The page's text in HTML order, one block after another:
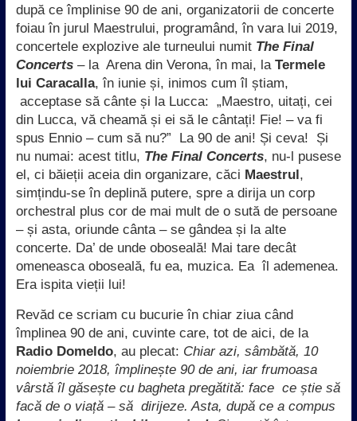
după ce împlinise 90 de ani, organizatorii de concerte
foiau în jurul Maestrului, programând, în vara lui 2019,
concertele explozive ale turneului numit The Final
Concerts– la Arena din Verona, în mai, laTermele
lui Caracalla, în iunie și, inimos cum îl știam,
acceptase să cânte și la Lucca: „Maestro, uitați, cei
din Lucca, vă cheamă și ei să le cântați! Fie! – va fi
spus Ennio – cum să nu?” La 90 de ani! Și ceva! Și
nu numai: acest titlu, The Final Concerts, nu-l pusese
el, ci băieții aceia din organizare, căci Maestrul,
simțindu-se în deplină putere, spre a dirija un corp
orchestral plus cor de mai mult de o sută de persoane
– și asta, oriunde cânta – se gândea și la alte
concerte. Da’ de unde oboseală! Mai tare decât
omeneasca oboseală, fu ea, muzica. Ea îl ademenea.
Era ispita vieții lui!
Revăd ce scriam cu bucurie în chiar ziua când
împlinea 90 de ani, cuvinte care, tot de aici, de la
Radio Domeldo, au plecat: Chiar azi, sâmbătă, 10
noiembrie 2018, împlinește 90 de ani, iar frumoasa
vârstă îl găsește cu bagheta pregătită: face ce știe să
facă de o viață – să dirijeze. Asta, după ce a compus